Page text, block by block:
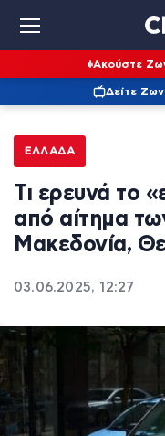
Ακούστε
Δείτε
ΕΛΛΆΔΑ
Τι ερευνά το
από αίτημα
Μακεδονία,
03.06.2025, 12:27